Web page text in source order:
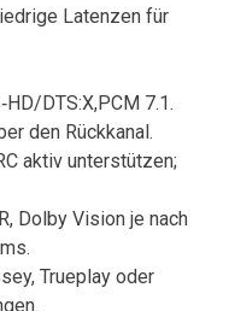
Latenzen für
DTS:X,PCM 7.1.
den ‍Rückkanal.
aktiv unterstützen;
Dolby ⁢Vision je nach
⁤Trueplay oder⁤